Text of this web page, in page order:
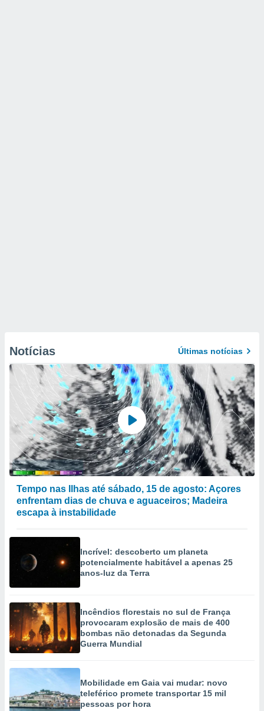
Notícias Últimas notícias
Tempo nas Ilhas até sábado, 15 de agosto: Açores
enfrentam dias de chuva e aguaceiros; Madeira
escapa à instabilidade
Incrível: descoberto um planeta
potencialmente habitável a apenas 25
anos-luz da Terra
Incêndios florestais no sul de França
provocaram explosão de mais de 400
bombas não detonadas da Segunda
Guerra Mundial
Mobilidade em Gaia vai mudar: novo
teleférico promete transportar 15 mil
pessoas por hora